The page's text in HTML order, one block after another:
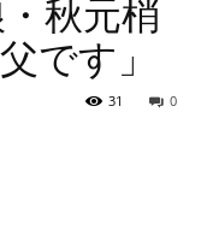
秋元梢
です」
0
31